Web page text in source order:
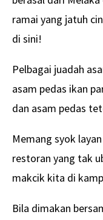
ramai yang jatuh
di sini!
Pelbagai juadah
asam pedas ikan
dan asam pedas
Memang syok
restoran yang tak
makcik kita di
Bila dimakan